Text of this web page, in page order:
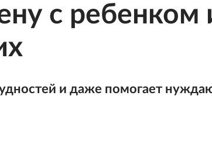
с ребенком
и даже помогает